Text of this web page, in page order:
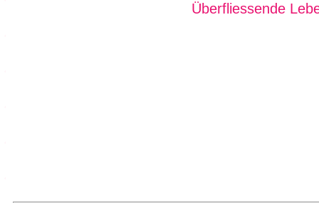
Überfliessende